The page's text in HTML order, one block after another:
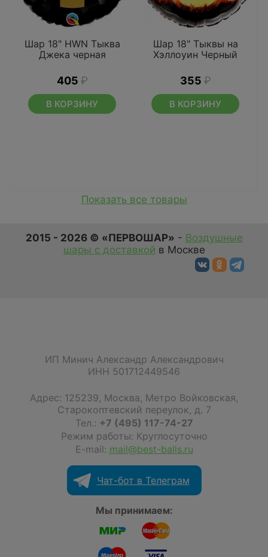
Шар 18" HWN Тыква
Джека черная
405 ₽
В КОРЗИНУ
Шар 18" Тыквы на
Хэллоуин Черный
355 ₽
В КОРЗИНУ
Показать все товары
2015 - 2026 © «ПЕРВОШАР» - Воздушные
шары с доставкой в Москве
ИП Минич Александр Александрович
ИНН 501712449546
Адрес: 125239, Москва, Метро Войковская,
Старокоптевский переулок, д. 7
Тел.: +7 (495) 117-74-27
Режим работы: Круглосуточно
E-mail: mail@best-balls.ru
Чат-бот в Телеграм
Мы принимаем: